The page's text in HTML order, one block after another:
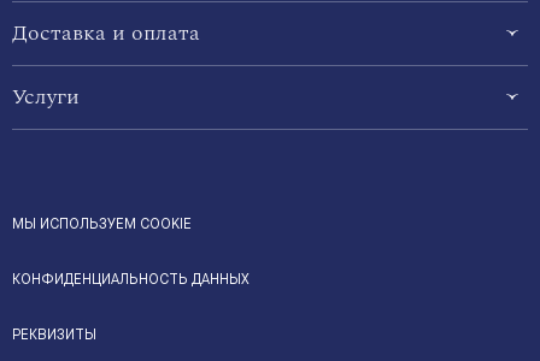
Доставка и оплата
Услуги
МЫ ИСПОЛЬЗУЕМ COOKIE
КОНФИДЕНЦИАЛЬНОСТЬ ДАННЫХ
РЕКВИЗИТЫ